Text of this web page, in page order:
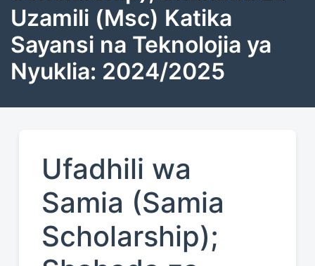
Uzamili (Msc) Katika
Sayansi na Teknolojia ya
Nyuklia: 2024/2025
Ufadhili wa
Samia (Samia
Scholarship);